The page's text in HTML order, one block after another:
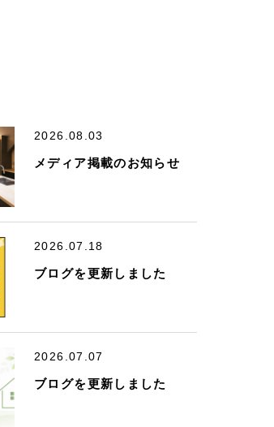
2026.08.03
メディア掲載のお知らせ
2026.07.18
ブログを更新しました
2026.07.07
ブログを更新しました